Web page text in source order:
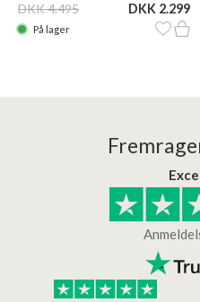
DKK 4.495 DKK 2.299
På lager